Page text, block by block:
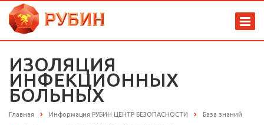
ИЗОЛЯЦИЯ
ИНФЕКЦИОННЫХ
БОЛЬНЫХ
Главная Информация РУБИН ЦЕНТР БЕЗОПАСНОСТИ База знаний